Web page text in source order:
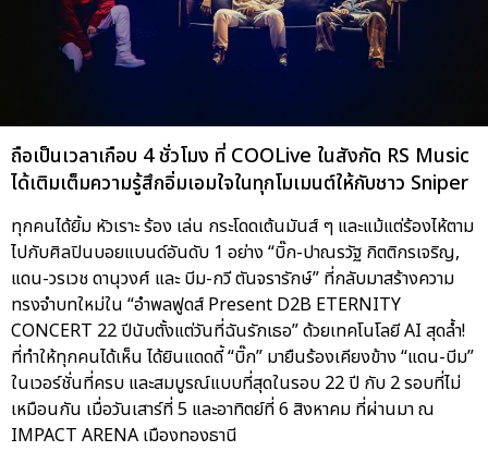
ถือเป็นเวลาเกือบ 4 ชั่วโมง ที่ COOLive ในสังกัด RS Music
ได้เติมเต็มความรู้สึกอิ่มเอมใจในทุกโมเมนต์ให้กับชาว Sniper
ทุกคนได้ยิ้ม หัวเราะ ร้อง เล่น กระโดดเต้นมันส์ ๆ และแม้แต่ร้องไห้ตาม
ไปกับศิลปินบอยแบนด์อันดับ 1 อย่าง “บิ๊ก-ปาณรวัฐ กิตติกรเจริญ,
แดน-วรเวช ดานุวงศ์ และ บีม-กวี ตันจรารักษ์” ที่กลับมาสร้างความ
ทรงจำบทใหม่ใน “อำพลฟูดส์ Present D2B ETERNITY
CONCERT 22 ปีนับตั้งแต่วันที่ฉันรักเธอ” ด้วยเทคโนโลยี AI สุดล้ำ!
ที่ทำให้ทุกคนได้เห็น ได้ยินแดดดี้ “บิ๊ก” มายืนร้องเคียงข้าง “แดน-บีม”
ในเวอร์ชั่นที่ครบ และสมบูรณ์แบบที่สุดในรอบ 22 ปี กับ 2 รอบที่ไม่
เหมือนกัน เมื่อวันเสาร์ที่ 5 และอาทิตย์ที่ 6 สิงหาคม ที่ผ่านมา ณ
IMPACT ARENA เมืองทองธานี